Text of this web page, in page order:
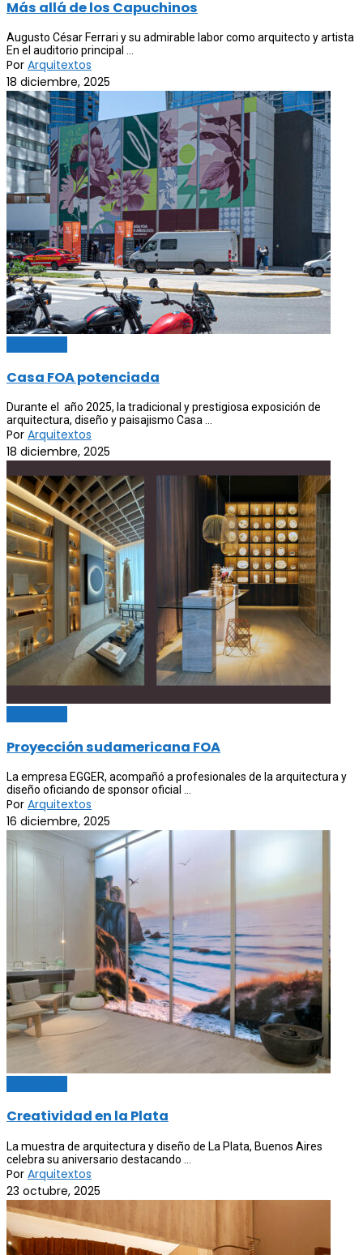
Más allá de los Capuchinos
Augusto César Ferrari y su admirable labor como arquitecto y artista
En el auditorio principal ...
Por Arquitextos
18 diciembre, 2025
Casa FOA potenciada
Durante el año 2025, la tradicional y prestigiosa exposición de
arquitectura, diseño y paisajismo Casa ...
Por Arquitextos
18 diciembre, 2025
Proyección sudamericana FOA
La empresa EGGER, acompañó a profesionales de la arquitectura y
diseño oficiando de sponsor oficial ...
Por Arquitextos
16 diciembre, 2025
Creatividad en la Plata
La muestra de arquitectura y diseño de La Plata, Buenos Aires
celebra su aniversario destacando ...
Por Arquitextos
23 octubre, 2025